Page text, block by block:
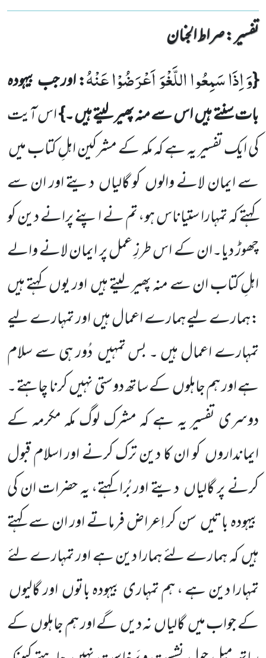
تفسیر : ‎صراط الجنان
{وَ اِذَا سَمِعُوا اللَّغْوَ اَعْرَضُوْا عَنْهُ: اور جب بیہودہ
بات سنتے ہیں اس سے منہ پھیر لیتے ہیں ۔}اس آیت
کی ایک تفسیر یہ ہے کہ مکہ کے مشرکین اہلِ کتاب میں
سے ایمان لانے والوں کو گالیاں دیتے اور ان سے
کہتے کہ تمہارا ستیاناس ہو، تم نے اپنے پرانے دین کو
چھوڑ دیا۔ان کے اس طرزِ عمل پر ایمان لانے والے
اہلِ کتاب ان سے منہ پھیر لیتے ہیں اور یوں کہتے ہیں
:ہمارے لیے ہمارے اعمال ہیں اور تمہارے لیے
تمہارے اعمال ہیں ۔ بس تمہیں دُور ہی سے سلام
ہے اور ہم جاہلوں کے ساتھ دوستی نہیں کرنا چاہتے ۔
دوسری تفسیر یہ ہے کہ مشرک لوگ مکہ مکرمہ کے
ایمانداروں کو ان کا دین ترک کرنے اور اسلام قبول
کرنے پر گالیاں دیتے اور بُرا کہتے، یہ حضرات ان کی
بیہودہ باتیں سن کر اِعراض فرماتے اور ان سے کہتے
ہیں کہ ہمارے لئے ہمارا دین ہے اور تمہارے لئے
تمہارا دین ہے ، ہم تمہاری بیہودہ باتوں اور گالیوں
کے جواب میں گالیاں نہ دیں گے اور ہم جاہلوں کے